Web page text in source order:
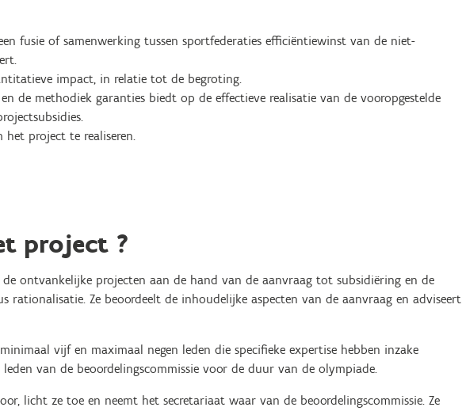
fusie of samenwerking tussen sportfederaties efficiëntiewinst van de niet-
impact, in relatie tot de begroting.
de methodiek garanties biedt op de effectieve realisatie van de vooropgestelde
het project te realiseren.
project ?
de ontvankelijke projecten aan de hand van de aanvraag tot subsidiëring en de
rationalisatie. Ze beoordeelt de inhoudelijke aspecten van de aanvraag en adviseert
vijf en maximaal negen leden die specifieke expertise hebben inzake
van de beoordelingscommissie voor de duur van de olympiade.
licht ze toe en neemt het secretariaat waar van de beoordelingscommissie. Ze